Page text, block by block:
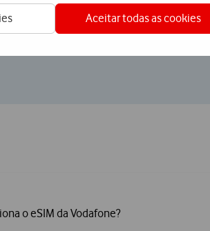
Aceitar todas as cookies
de instalar eSIM nem de trocar de
o eSIM da Vodafone?